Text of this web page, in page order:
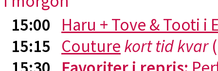
15:00 Haru + Tove & Tooti i
15:15 Couture kort tid kvar